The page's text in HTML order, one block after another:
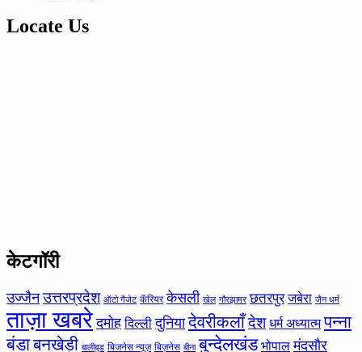
Locate Us
केटगॉरी
उज्जैन उत्तरप्रदेश ऑटो गैजेट कॅरियर केसली खेल गौरझामर छतरपुर जबेरा जैन धर्म
ताज़ा खबरे दमोह दिल्ली दुनिया देवरीकलाँदेश धर्म अध्यात्म पन्ना
बंडाबनखेड़ी बालीबुड बिजनेस न्यूज़ बिज़नेस बीना बुन्देलखंड भोपाल मंदसौर